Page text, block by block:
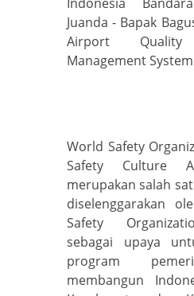
Juanda - Bapak
Airport
Management
World Safety
Safety Culture
merupakan salah
diselenggarakan
Safety
sebagai upaya
program
membangun